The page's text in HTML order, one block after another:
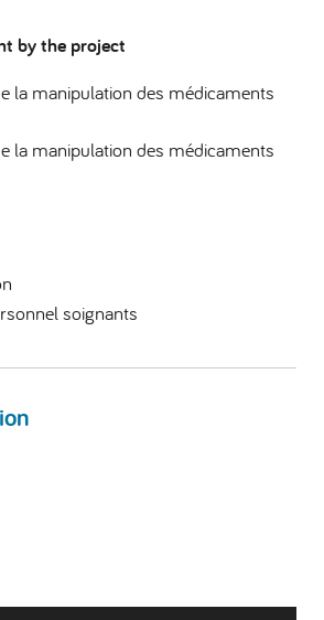
by the project
la manipulation des médicaments
la manipulation des médicaments
soignants